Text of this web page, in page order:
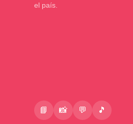
el país.
📘 📸 💬 🎵